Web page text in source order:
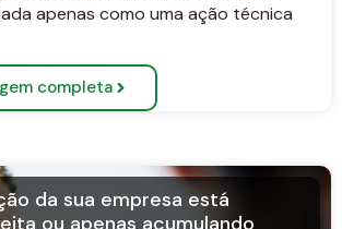
apenas como uma ação técnica
completa
da sua empresa está
ou apenas acumulando